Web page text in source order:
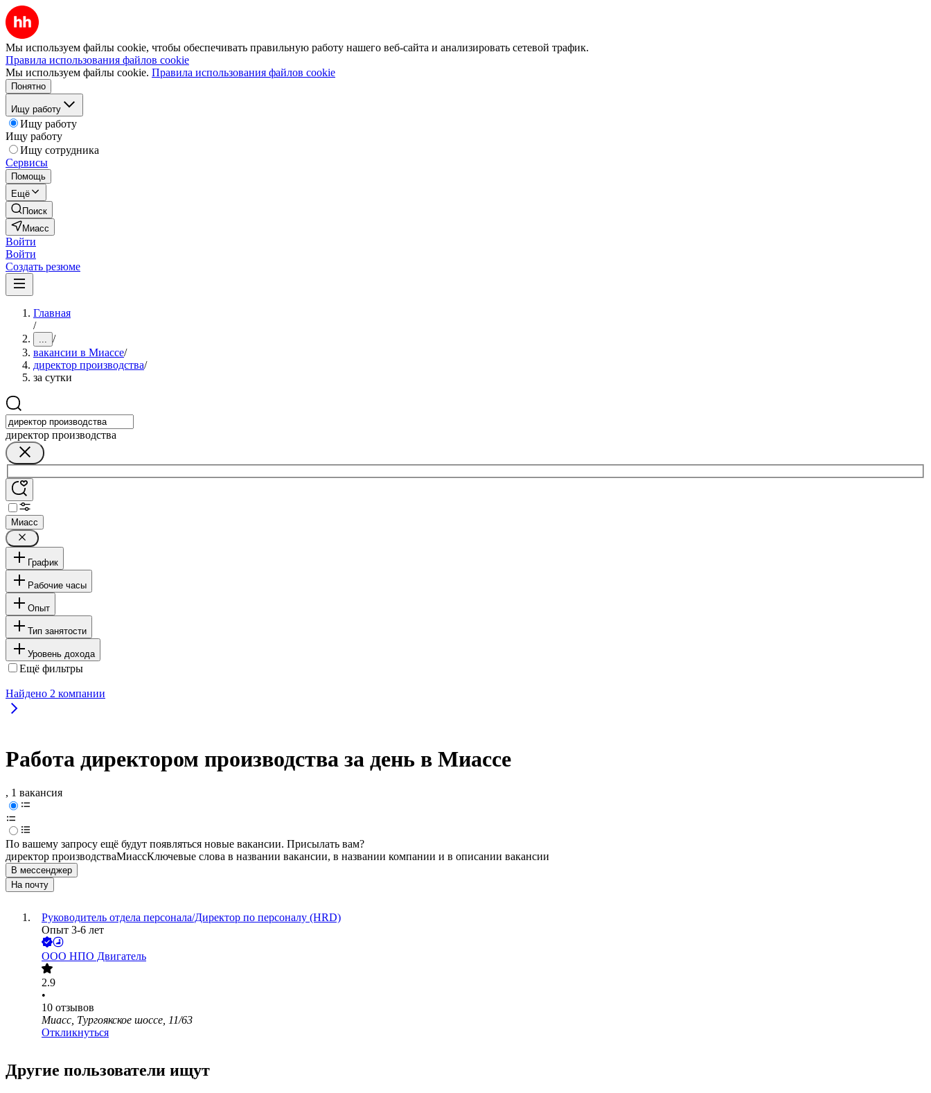
Мы используем файлы cookie, чтобы обеспечивать правильную работу нашего веб-сайта и анализировать сетевой трафик.
Правила использования файлов cookie
Мы используем файлы cookie. Правила использования файлов cookie
Понятно
Ищу работу
Ищу работу
Ищу работу
Ищу сотрудника
Сервисы
Помощь
Ещё
Поиск
Миасс
Войти
Войти
Создать резюме
Главная
/
... /
вакансии в Миассе/
директор производства/
за сутки
директор производства
Миасс
График
Рабочие часы
Опыт
Тип занятости
Уровень дохода
Ещё фильтры
Найдено 2 компании
Работа директором производства за день в Миассе
, 1 вакансия
По вашему запросу ещё будут появляться новые вакансии. Присылать вам?
директор производстваМиассКлючевые слова в названии вакансии, в названии компании и в описании вакансии
В мессенджер
На почту
Руководитель отдела персонала/Директор по персоналу (HRD)
Опыт 3-6 лет
ООО НПО Двигатель
2.9
•
10 отзывов
Миасс, Тургоякское шоссе, 11/63
Откликнуться
Другие пользователи ищут